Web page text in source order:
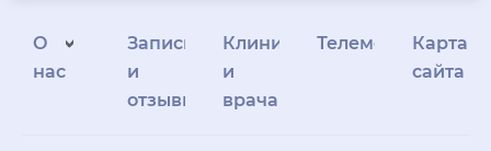
О
нас
Запись
и
отзывы
Клиникам
и
врачам
Телемедицина
Карта
сайта